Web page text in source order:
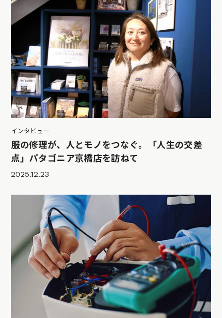
インタビュー
服の修理が、人とモノをつなぐ。「人生の交差
点」パタゴニア京橋店を訪ねて
2025.12.23